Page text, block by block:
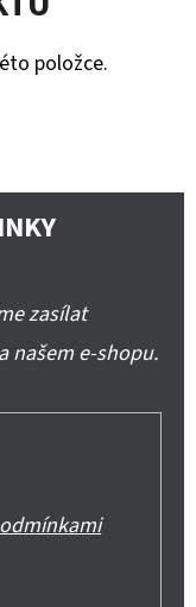
položce.
zasílat
našem e-shopu.